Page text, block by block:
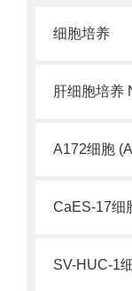
细胞培养
A172细胞
CaES-17细